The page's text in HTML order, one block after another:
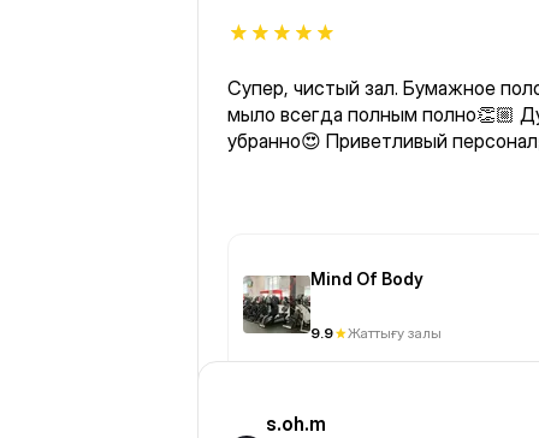
Супер, чистый зал. Бумажное
мыло всегда полным полно👏🏼
убранно😍 Приветливый
Mind Of Body
9.9 Жаттығу залы
s.oh.m